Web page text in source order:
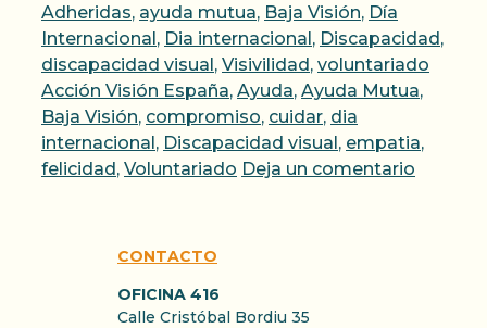
Adheridas, ayuda mutua, Baja Visión, Día
Internacional, Dia internacional, Discapacidad,
discapacidad visual, Visivilidad, voluntariado
Acción Visión España, Ayuda, Ayuda Mutua,
Baja Visión, compromiso, cuidar, dia
internacional, Discapacidad visual, empatia,
felicidad, Voluntariado Deja un comentario
CONTACTO
OFICINA 416
Calle Cristóbal Bordiu 35